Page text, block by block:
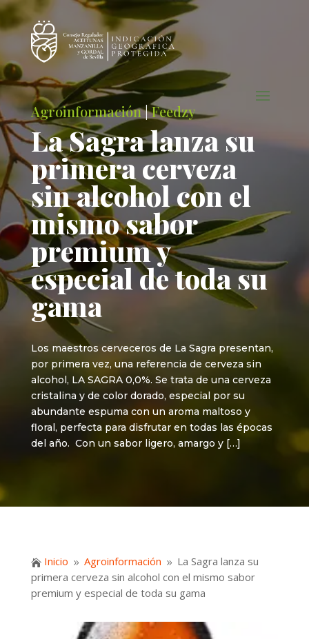
Agroinformación|Feedzy
La Sagra lanza su
primera cerveza
sin alcohol con el
mismo sabor
premium y
especial de toda su
gama
Los maestros cerveceros de La Sagra presentan,
por primera vez, una referencia de cerveza sin
alcohol, LA SAGRA 0,0%. Se trata de una cerveza
cristalina y de color dorado, especial por su
abundante espuma con un aroma maltoso y
floral, perfecta para disfrutar en todas las épocas
del año. Con un sabor ligero, amargo y […]
 Inicio 9 Agroinformación 9 La Sagra lanza su
primera cerveza sin alcohol con el mismo sabor
premium y especial de toda su gama